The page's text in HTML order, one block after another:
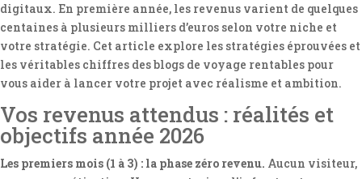
digitaux. En première année, les revenus varient de quelques
centaines à plusieurs milliers d’euros selon votre niche et
votre stratégie. Cet article explore les stratégies éprouvées et
les véritables chiffres des blogs de voyage rentables pour
vous aider à lancer votre projet avec réalisme et ambition.
Vos revenus attendus : réalités et
objectifs année 2026
Les premiers mois (1 à 3) : la phase zéro revenu. Aucun visiteur,